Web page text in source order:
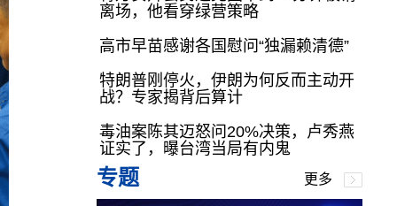
离场，他看穿绿营策略
高市早苗感谢各国慰问“独漏赖清德”
特朗普刚停火，伊朗为何反而主动开
战？专家揭背后算计
毒油案陈其迈怒问20%决策，卢秀燕
证实了，曝台湾当局有内鬼
专题 更多